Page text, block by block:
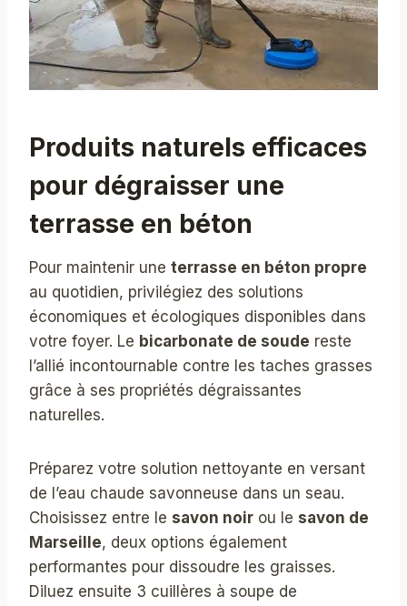
Produits naturels efficaces
pour dégraisser une
terrasse en béton
Pour maintenir une terrasse en béton propre
au quotidien, privilégiez des solutions
économiques et écologiques disponibles dans
votre foyer. Le bicarbonate de soude reste
l’allié incontournable contre les taches grasses
grâce à ses propriétés dégraissantes
naturelles.
Préparez votre solution nettoyante en versant
de l’eau chaude savonneuse dans un seau.
Choisissez entre le savon noir ou le savon de
Marseille, deux options également
performantes pour dissoudre les graisses.
Diluez ensuite 3 cuillères à soupe de